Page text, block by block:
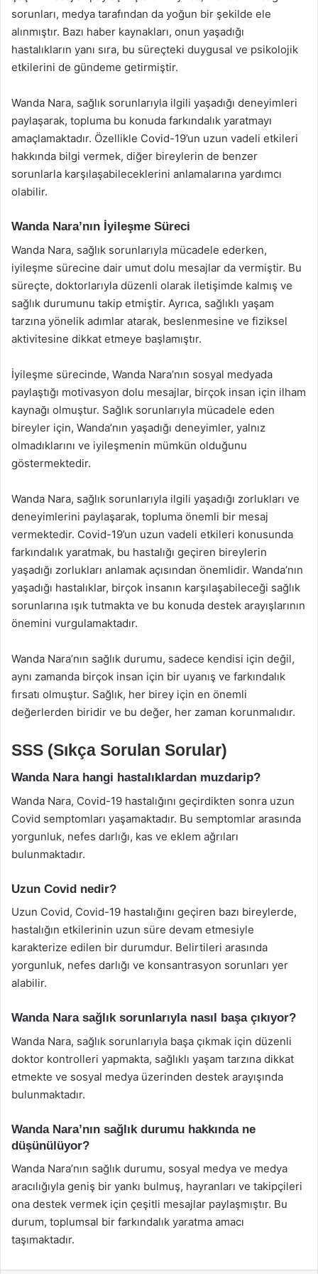
sorunları, medya tarafından da yoğun bir şekilde ele
alınmıştır. Bazı haber kaynakları, onun yaşadığı
hastalıkların yanı sıra, bu süreçteki duygusal ve psikolojik
etkilerini de gündeme getirmiştir.
Wanda Nara, sağlık sorunlarıyla ilgili yaşadığı deneyimleri
paylaşarak, topluma bu konuda farkındalık yaratmayı
amaçlamaktadır. Özellikle Covid-19’un uzun vadeli etkileri
hakkında bilgi vermek, diğer bireylerin de benzer
sorunlarla karşılaşabileceklerini anlamalarına yardımcı
olabilir.
Wanda Nara’nın İyileşme Süreci
Wanda Nara, sağlık sorunlarıyla mücadele ederken,
iyileşme sürecine dair umut dolu mesajlar da vermiştir. Bu
süreçte, doktorlarıyla düzenli olarak iletişimde kalmış ve
sağlık durumunu takip etmiştir. Ayrıca, sağlıklı yaşam
tarzına yönelik adımlar atarak, beslenmesine ve fiziksel
aktivitesine dikkat etmeye başlamıştır.
İyileşme sürecinde, Wanda Nara’nın sosyal medyada
paylaştığı motivasyon dolu mesajlar, birçok insan için ilham
kaynağı olmuştur. Sağlık sorunlarıyla mücadele eden
bireyler için, Wanda’nın yaşadığı deneyimler, yalnız
olmadıklarını ve iyileşmenin mümkün olduğunu
göstermektedir.
Wanda Nara, sağlık sorunlarıyla ilgili yaşadığı zorlukları ve
deneyimlerini paylaşarak, topluma önemli bir mesaj
vermektedir. Covid-19’un uzun vadeli etkileri konusunda
farkındalık yaratmak, bu hastalığı geçiren bireylerin
yaşadığı zorlukları anlamak açısından önemlidir. Wanda’nın
yaşadığı hastalıklar, birçok insanın karşılaşabileceği sağlık
sorunlarına ışık tutmakta ve bu konuda destek arayışlarının
önemini vurgulamaktadır.
Wanda Nara’nın sağlık durumu, sadece kendisi için değil,
aynı zamanda birçok insan için bir uyanış ve farkındalık
fırsatı olmuştur. Sağlık, her birey için en önemli
değerlerden biridir ve bu değer, her zaman korunmalıdır.
SSS (Sıkça Sorulan Sorular)
Wanda Nara hangi hastalıklardan muzdarip?
Wanda Nara, Covid-19 hastalığını geçirdikten sonra uzun
Covid semptomları yaşamaktadır. Bu semptomlar arasında
yorgunluk, nefes darlığı, kas ve eklem ağrıları
bulunmaktadır.
Uzun Covid nedir?
Uzun Covid, Covid-19 hastalığını geçiren bazı bireylerde,
hastalığın etkilerinin uzun süre devam etmesiyle
karakterize edilen bir durumdur. Belirtileri arasında
yorgunluk, nefes darlığı ve konsantrasyon sorunları yer
alabilir.
Wanda Nara sağlık sorunlarıyla nasıl başa çıkıyor?
Wanda Nara, sağlık sorunlarıyla başa çıkmak için düzenli
doktor kontrolleri yapmakta, sağlıklı yaşam tarzına dikkat
etmekte ve sosyal medya üzerinden destek arayışında
bulunmaktadır.
Wanda Nara’nın sağlık durumu hakkında ne
düşünülüyor?
Wanda Nara’nın sağlık durumu, sosyal medya ve medya
aracılığıyla geniş bir yankı bulmuş, hayranları ve takipçileri
ona destek vermek için çeşitli mesajlar paylaşmıştır. Bu
durum, toplumsal bir farkındalık yaratma amacı
taşımaktadır.